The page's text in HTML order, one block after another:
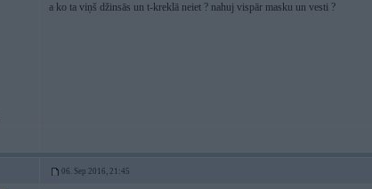
a ko ta viņš džinsās un t-kreklā neiet ? nahuj vispār masku un vesti ?
06. Sep 2016, 21:45